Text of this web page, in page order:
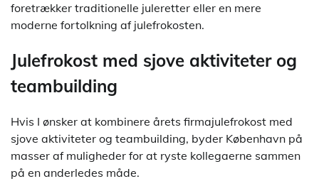
foretrækker traditionelle juleretter eller en mere
moderne fortolkning af julefrokosten.
Julefrokost med sjove aktiviteter og
teambuilding
Hvis I ønsker at kombinere årets firmajulefrokost med
sjove aktiviteter og teambuilding, byder København på
masser af muligheder for at ryste kollegaerne sammen
på en anderledes måde.